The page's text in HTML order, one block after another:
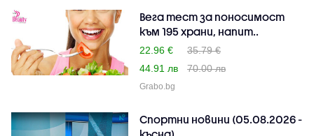
Вега тест за поносимост
към 195 храни, напит..
22.96 €
35.79 €
44.91 лв
70.00 лв
Grabo.bg
Спортни новини (05.08.2026 -